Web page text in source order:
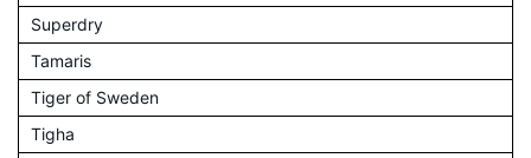
Superdry
Tamaris
Tiger of Sweden
Tigha